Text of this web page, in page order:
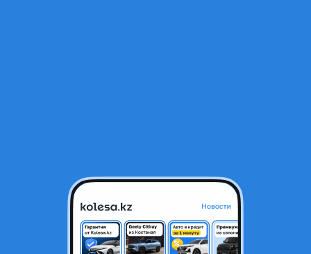
Передняя цапфа, ступица, подшипник mini cooper hatch, clubman